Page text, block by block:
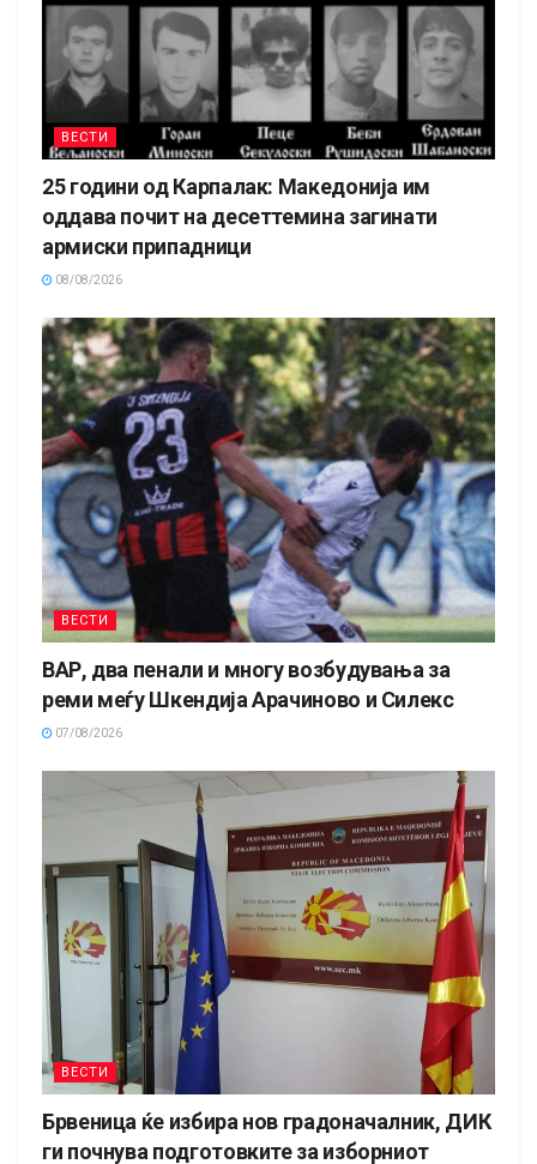
ВЕСТИ
25 години од Карпалак: Македонија им
оддава почит на десеттемина загинати
армиски припадници
08/08/2026
ВЕСТИ
ВАР, два пенали и многу возбудувања за
реми меѓу Шкендија Арачиново и Силекс
07/08/2026
ВЕСТИ
Брвеница ќе избира нов градоначалник, ДИК
ги почнува подготовките за изборниот